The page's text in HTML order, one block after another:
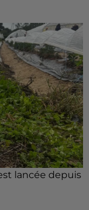
lancée depuis